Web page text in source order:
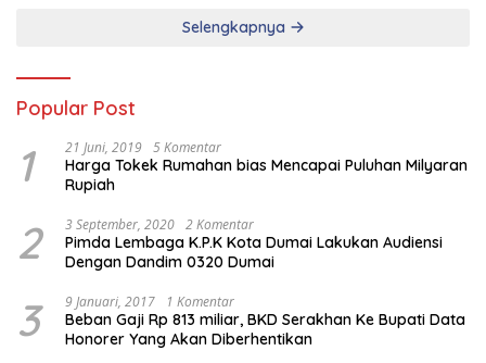
Selengkapnya
Popular Post
1 21 Juni, 2019 5 Komentar
Harga Tokek Rumahan bias Mencapai Puluhan Milyaran
Rupiah
2 3 September, 2020 2 Komentar
Pimda Lembaga K.P.K Kota Dumai Lakukan Audiensi
Dengan Dandim 0320 Dumai
3 9 Januari, 2017 1 Komentar
Beban Gaji Rp 813 miliar, BKD Serakhan Ke Bupati Data
Honorer Yang Akan Diberhentikan